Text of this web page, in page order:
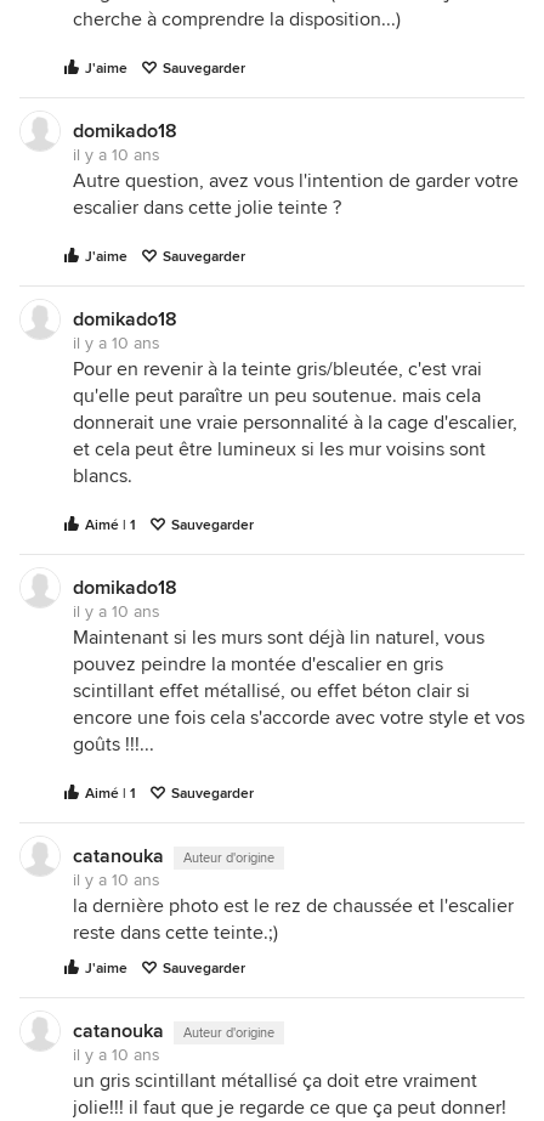
cherche à comprendre la disposition...)
J'aime Sauvegarder
domikado18
il y a 10 ans
Autre question, avez vous l'intention de garder votre
escalier dans cette jolie teinte ?
J'aime Sauvegarder
domikado18
il y a 10 ans
Pour en revenir à la teinte gris/bleutée, c'est vrai
qu'elle peut paraître un peu soutenue. mais cela
donnerait une vraie personnalité à la cage d'escalier,
et cela peut être lumineux si les mur voisins sont
blancs.
Aimé | 1 Sauvegarder
domikado18
il y a 10 ans
Maintenant si les murs sont déjà lin naturel, vous
pouvez peindre la montée d'escalier en gris
scintillant effet métallisé, ou effet béton clair si
encore une fois cela s'accorde avec votre style et vos
goûts !!!...
Aimé | 1 Sauvegarder
catanouka Auteur d'origine
il y a 10 ans
la dernière photo est le rez de chaussée et l'escalier
reste dans cette teinte.;)
J'aime Sauvegarder
catanouka Auteur d'origine
il y a 10 ans
un gris scintillant métallisé ça doit etre vraiment
jolie!!! il faut que je regarde ce que ça peut donner!